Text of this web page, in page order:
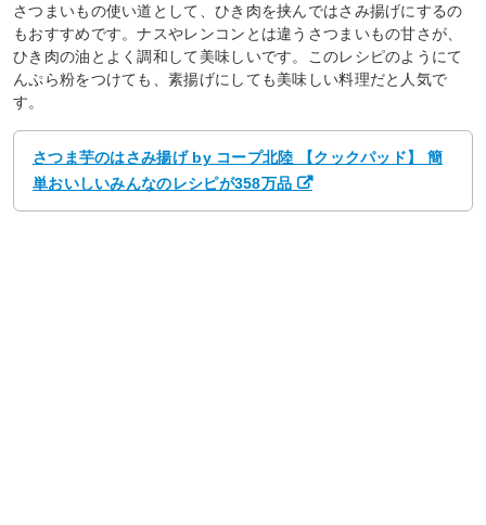
さつまいもの使い道として、ひき肉を挟んではさみ揚げにするの
もおすすめです。ナスやレンコンとは違うさつまいもの甘さが、
ひき肉の油とよく調和して美味しいです。このレシピのようにて
んぷら粉をつけても、素揚げにしても美味しい料理だと人気で
す。
さつま芋のはさみ揚げ by コープ北陸 【クックパッド】 簡
単おいしいみんなのレシピが358万品